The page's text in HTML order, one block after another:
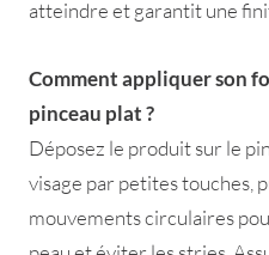
atteindre et garantit une
Comment appliquer son
pinceau plat ?
Déposez le produit sur le
visage par petites touches,
mouvements circulaires